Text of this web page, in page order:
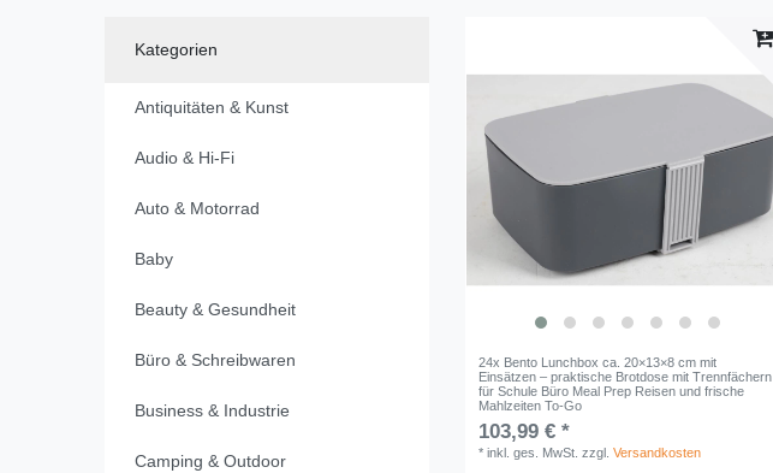
Kategorien
Antiquitäten & Kunst
Audio & Hi-Fi
Auto & Motorrad
Baby
Beauty & Gesundheit
Büro & Schreibwaren
Business & Industrie
Camping & Outdoor
24x Bento Lunchbox ca. 20×13×8 cm mit
Einsätzen – praktische Brotdose mit Trennfächern
für Schule Büro Meal Prep Reisen und frische
Mahlzeiten To-Go
103,99 € *
*inkl. ges. MwSt. zzgl.Versandkosten